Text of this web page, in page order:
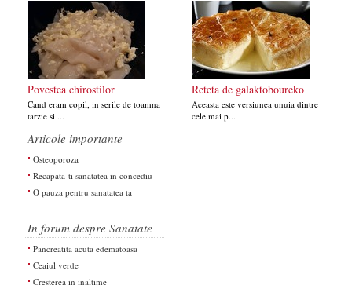
Povestea chirostilor
Cand eram copil, in serile de toamna
tarzie si ...
Reteta de galaktoboureko
Aceasta este versiunea unuia dintre
cele mai p...
Articole importante
Osteoporoza
Recapata-ti sanatatea in concediu
O pauza pentru sanatatea ta
In forum despre Sanatate
Pancreatita acuta edematoasa
Ceaiul verde
Cresterea in inaltime